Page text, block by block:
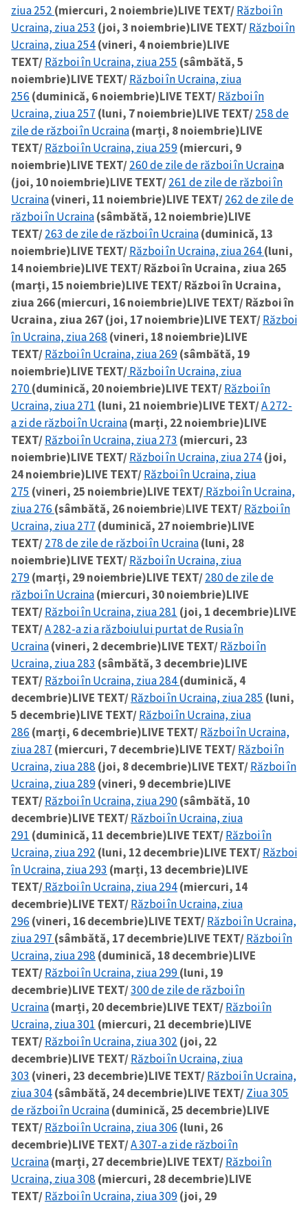
ziua 252 (miercuri, 2 noiembrie)LIVE TEXT/Război în
Ucraina, ziua 253 (joi, 3 noiembrie)LIVE TEXT/Război în
Ucraina, ziua 254(vineri, 4 noiembrie)LIVE
TEXT/Război în Ucraina, ziua 255 (sâmbătă, 5
noiembrie)LIVE TEXT/Război în Ucraina, ziua
256 (duminică, 6 noiembrie)LIVE TEXT/Război în
Ucraina, ziua 257 (luni, 7 noiembrie)LIVE TEXT/258 de
zile de război în Ucraina(marți, 8 noiembrie)LIVE
TEXT/Război în Ucraina, ziua 259(miercuri, 9
noiembrie)LIVE TEXT/260 de zile de război în Ucraina
(joi, 10 noiembrie)LIVE TEXT/261 de zile de război în
Ucraina(vineri, 11 noiembrie)LIVE TEXT/262 de zile de
război în Ucraina(sâmbătă, 12 noiembrie)LIVE
TEXT/263 de zile de război în Ucraina(duminică, 13
noiembrie)LIVE TEXT/Război în Ucraina, ziua 264(luni,
14 noiembrie)LIVE TEXT/ Război în Ucraina, ziua 265
(marți, 15 noiembrie)LIVE TEXT/ Război în Ucraina,
ziua 266 (miercuri, 16 noiembrie)LIVE TEXT/ Război în
Ucraina, ziua 267 (joi, 17 noiembrie)LIVE TEXT/Război
în Ucraina, ziua 268 (vineri, 18 noiembrie)LIVE
TEXT/Război în Ucraina, ziua 269(sâmbătă, 19
noiembrie)LIVE TEXT/Război în Ucraina, ziua
270(duminică, 20 noiembrie)LIVE TEXT/Război în
Ucraina, ziua 271 (luni, 21 noiembrie)LIVE TEXT/A 272-
a zi de război în Ucraina(marți, 22 noiembrie)LIVE
TEXT/Război în Ucraina, ziua 273 (miercuri, 23
noiembrie)LIVE TEXT/Război în Ucraina, ziua 274(joi,
24 noiembrie)LIVE TEXT/Război în Ucraina, ziua
275 (vineri, 25 noiembrie)LIVE TEXT/Război în Ucraina,
ziua 276 (sâmbătă, 26 noiembrie)LIVE TEXT/Război în
Ucraina, ziua 277 (duminică, 27 noiembrie)LIVE
TEXT/278 de zile de război în Ucraina(luni, 28
noiembrie)LIVE TEXT/Război în Ucraina, ziua
279(marți, 29 noiembrie)LIVE TEXT/280 de zile de
război în Ucraina(miercuri, 30 noiembrie)LIVE
TEXT/Război în Ucraina, ziua 281 (joi, 1 decembrie)LIVE
TEXT/A 282-a zi a războiului purtat de Rusia în
Ucraina(vineri, 2 decembrie)LIVE TEXT/Război în
Ucraina, ziua 283 (sâmbătă, 3 decembrie)LIVE
TEXT/Război în Ucraina, ziua 284(duminică, 4
decembrie)LIVE TEXT/Război în Ucraina, ziua 285 (luni,
5 decembrie)LIVE TEXT/Război în Ucraina, ziua
286 (marți, 6 decembrie)LIVE TEXT/Război în Ucraina,
ziua 287 (miercuri, 7 decembrie)LIVE TEXT/Război în
Ucraina, ziua 288 (joi, 8 decembrie)LIVE TEXT/Război în
Ucraina, ziua 289(vineri, 9 decembrie)LIVE
TEXT/Război în Ucraina, ziua 290(sâmbătă, 10
decembrie)LIVE TEXT/Război în Ucraina, ziua
291 (duminică, 11 decembrie)LIVE TEXT/Război în
Ucraina, ziua 292 (luni, 12 decembrie)LIVE TEXT/Război
în Ucraina, ziua 293 (marți, 13 decembrie)LIVE
TEXT/Război în Ucraina, ziua 294(miercuri, 14
decembrie)LIVE TEXT/Război în Ucraina, ziua
296 (vineri, 16 decembrie)LIVE TEXT/Război în Ucraina,
ziua 297 (sâmbătă, 17 decembrie)LIVE TEXT/Război în
Ucraina, ziua 298 (duminică, 18 decembrie)LIVE
TEXT/Război în Ucraina, ziua 299(luni, 19
decembrie)LIVE TEXT/300 de zile de război în
Ucraina(marți, 20 decembrie)LIVE TEXT/Război în
Ucraina, ziua 301 (miercuri, 21 decembrie)LIVE
TEXT/Război în Ucraina, ziua 302 (joi, 22
decembrie)LIVE TEXT/Război în Ucraina, ziua
303 (vineri, 23 decembrie)LIVE TEXT/Război în Ucraina,
ziua 304(sâmbătă, 24 decembrie)LIVE TEXT/Ziua 305
de război în Ucraina(duminică, 25 decembrie)LIVE
TEXT/Război în Ucraina, ziua 306 (luni, 26
decembrie)LIVE TEXT/A 307-a zi de război în
Ucraina(marți, 27 decembrie)LIVE TEXT/Război în
Ucraina, ziua 308 (miercuri, 28 decembrie)LIVE
TEXT/Război în Ucraina, ziua 309(joi, 29